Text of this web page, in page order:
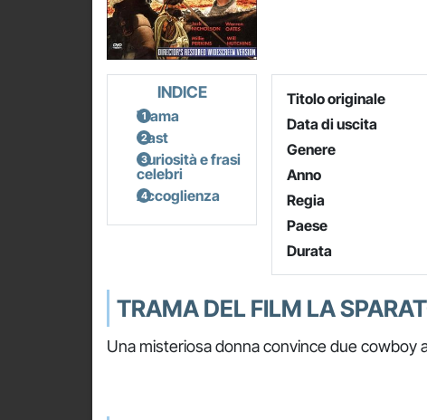
INDICE
Trama
Cast
Curiosità e frasi
celebri
Accoglienza
Titolo originale
Data di uscita
Genere
Anno
Regia
Paese
Durata
TRAMA DEL FILM LA
Una misteriosa donna convince due cowboy